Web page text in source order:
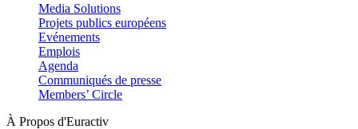
Media Solutions
Projets publics européens
Evénements
Emplois
Agenda
Communiqués de presse
Members’ Circle
À Propos d'Euractiv